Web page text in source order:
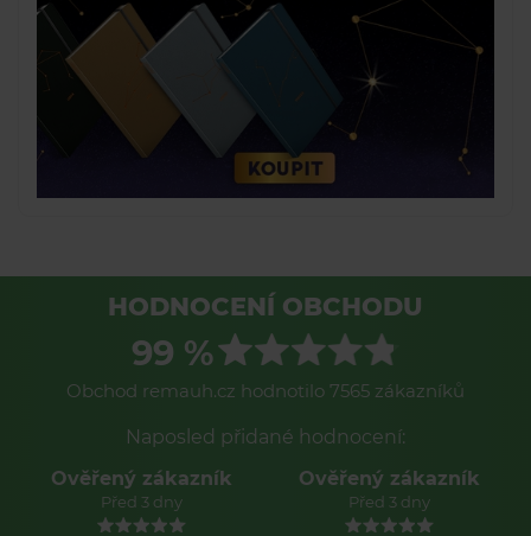
HODNOCENÍ OBCHODU
99 %
Obchod remauh.cz hodnotilo 7565 zákazníků
Naposled přidané hodnocení:
Ověřený zákazník
Před 3 dny
Ověřený zákazník
Před 3 dny